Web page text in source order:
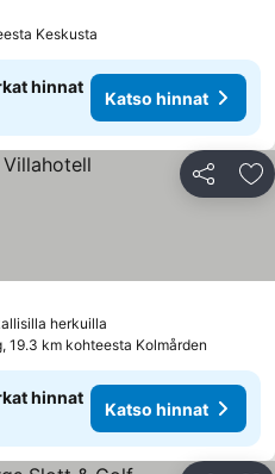
Keskusta
hinnat
Katso hinnat
Jaa
herkuilla
19.3 km kohteesta Kolmården
hinnat
Katso hinnat